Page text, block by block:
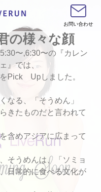
お問い合わせ
の様々な顔
〜,6:30〜の『カレン
』では、
Pick　Upしました。
なる、「そうめん」
きたものだと言われて
含めアジアに広まって
そうめんは、「ソミョ
日常的に食べる文化が